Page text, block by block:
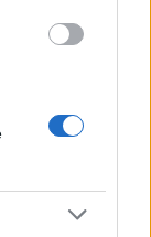
otrzymał
życiu